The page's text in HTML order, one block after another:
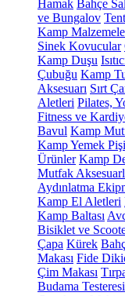
Hamak Bahçe
ve Bungalov
Kamp
Sinek Kovucular
Kamp Duşu
Çubuğu Kamp
Aksesuarı Sırt
Aletleri Pilates,
Fitness ve
Bavul Kamp
Kamp Yemek
Ürünler Kamp
Mutfak
Aydınlatma
Kamp El Aletleri
Kamp Baltası
Bisiklet ve
Çapa Kürek
Makası Fide
Çim Makası
Budama Testeresi